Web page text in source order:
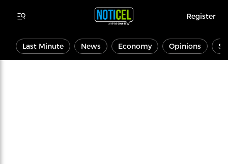
Register
Last Minute News Economy Opinions